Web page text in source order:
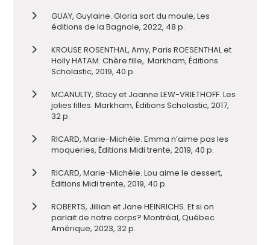
GUAY, Guylaine. Gloria sort du moule, Les
éditions de la Bagnole, 2022, 48 p.
KROUSE ROSENTHAL, Amy, Paris ROESENTHAL et
Holly HATAM. Chère fille,. Markham, Éditions
Scholastic, 2019, 40 p.
MCANULTY, Stacy et Joanne LEW-VRIETHOFF. Les
jolies filles. Markham, Éditions Scholastic, 2017,
32 p.
RICARD, Marie-Michèle. Emma n’aime pas les
moqueries, Éditions Midi trente, 2019, 40 p.
RICARD, Marie-Michèle. Lou aime le dessert,
Éditions Midi trente, 2019, 40 p.
ROBERTS, Jillian et Jane HEINRICHS. Et si on
parlait de notre corps? Montréal, Québec
Amérique, 2023, 32 p.